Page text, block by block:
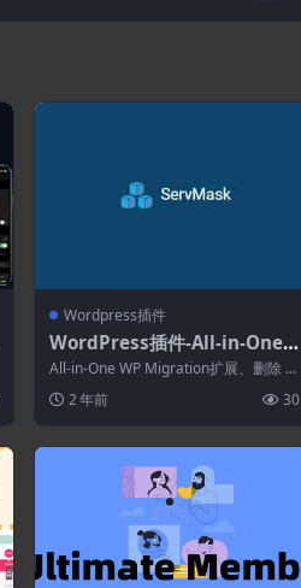
Wordpress插件
WordPress插件-All-in-One
WP Migration Addons(All-i
n-One WP Migration Unlim
ited拓展)
All-in-One WP Migration扩展、删除 5
2 年前 30